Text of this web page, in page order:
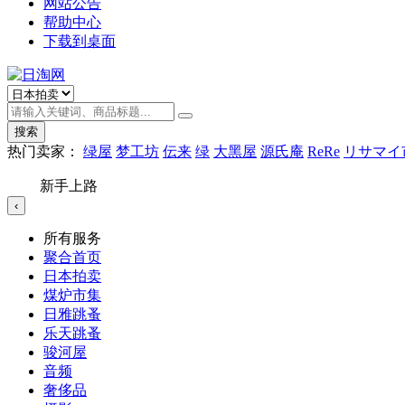
网站公告
帮助中心
下载到桌面
搜索
热门卖家： 绿屋 梦工坊 伝来 绿 大黑屋 源氏庵 ReRe リサマ
新手上路
‹
所有服务
聚合首页
日本拍卖
煤炉市集
日雅跳蚤
乐天跳蚤
骏河屋
音频
奢侈品